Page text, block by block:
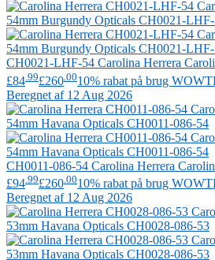
CH0021-LHF-54 Carolina Herrera
£84 .99£260 .0010% rabat på brug
Beregnet af 12 Aug 2026
CH0011-086-54 Carolina Herrera
£94 .99£260 .0010% rabat på brug
Beregnet af 12 Aug 2026